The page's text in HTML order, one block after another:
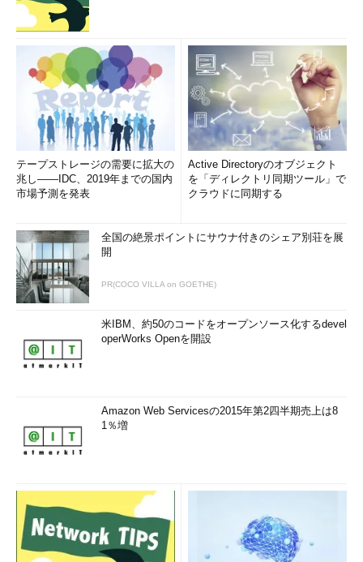
場合によっては、「情報システム部の人が追認して許可した」と
無線LANの設置者（今回の場合は小笠原さん）が早合点し、責任
を押しつけられてしまう危険性だってあるのだ。
中村君はその場であいまいな返答をせず、「上の者に聞いてく
る」旨を宣言してもいいのだ。いずれにしても、本来担当者がそ
の場でNO以外を即答できるような状況ではない。逆にいえば、
それだけ重要な項目であることをあらかじめ上司などに認識させ
る必要があるだろう。資料をできる限りそろえておき、上司を納
得させたうえで現場調査へ赴く。でなければその場では何一つ言
質になってしまうようなことはいうべきではない。
× 中村君のような立場の担当
○ このようなケースにおける
トラブルばかりで管理しきれない
テープストレージの需要に拡大の
兆し――IDC、2019年までの国内
市場予測を発表
Active Directoryのオブジェクト
を「ディレクトリ同期ツール」で
クラウドに同期する
全国の絶景ポイントにサウナ付きのシェア別荘を展
開
PR(COCO VILLA on GOETHE)
米IBM、約50のコードをオープンソース化するdevel
operWorks Openを開設
Amazon Web Servicesの2015年第2四半期売上は8
1％増